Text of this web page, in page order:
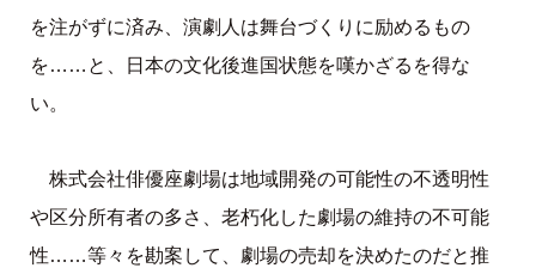
を注がずに済み、演劇人は舞台づくりに励めるもの
を……と、日本の文化後進国状態を嘆かざるを得な
い。
株式会社俳優座劇場は地域開発の可能性の不透明性
や区分所有者の多さ、老朽化した劇場の維持の不可能
性……等々を勘案して、劇場の売却を決めたのだと推